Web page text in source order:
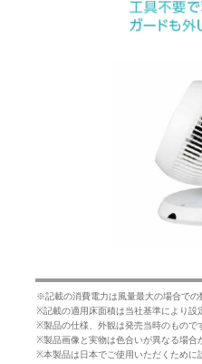
※記載の消費電力は風量最大の場合での
※記載の適用床面積は当社基準により設
※製品の仕様、外観は発売当時のもので
※製品画像と実物は色合いが異なる場合
※本製品は日本でご使用いただくために